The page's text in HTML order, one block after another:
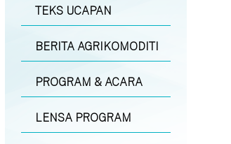
TEKS UCAPAN
BERITA AGRIKOMODITI
PROGRAM & ACARA
LENSA PROGRAM